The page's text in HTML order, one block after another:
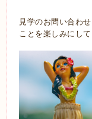
見学のお問い合わ
ことを楽しみにし